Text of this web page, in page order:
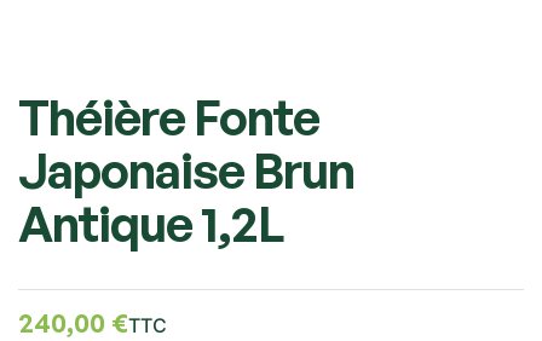
Théière Fonte
Japonaise Brun
Antique 1,2L
240,00 €TTC